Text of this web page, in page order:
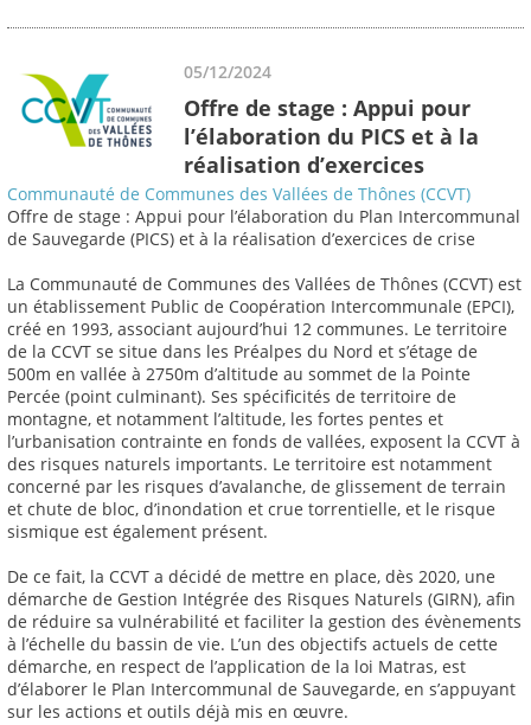
05/12/2024
Offre de stage : Appui pour
l’élaboration du PICS et à la
réalisation d’exercices
Communauté de Communes des Vallées de Thônes (CCVT)
Offre de stage : Appui pour l’élaboration du Plan Intercommunal
de Sauvegarde (PICS) et à la réalisation d’exercices de crise
La Communauté de Communes des Vallées de Thônes (CCVT) est
un établissement Public de Coopération Intercommunale (EPCI),
créé en 1993, associant aujourd’hui 12 communes. Le territoire
de la CCVT se situe dans les Préalpes du Nord et s’étage de
500m en vallée à 2750m d’altitude au sommet de la Pointe
Percée (point culminant). Ses spécificités de territoire de
montagne, et notamment l’altitude, les fortes pentes et
l’urbanisation contrainte en fonds de vallées, exposent la CCVT à
des risques naturels importants. Le territoire est notamment
concerné par les risques d’avalanche, de glissement de terrain
et chute de bloc, d’inondation et crue torrentielle, et le risque
sismique est également présent.
De ce fait, la CCVT a décidé de mettre en place, dès 2020, une
démarche de Gestion Intégrée des Risques Naturels (GIRN), afin
de réduire sa vulnérabilité et faciliter la gestion des évènements
à l’échelle du bassin de vie. L’un des objectifs actuels de cette
démarche, en respect de l’application de la loi Matras, est
d’élaborer le Plan Intercommunal de Sauvegarde, en s’appuyant
sur les actions et outils déjà mis en œuvre.